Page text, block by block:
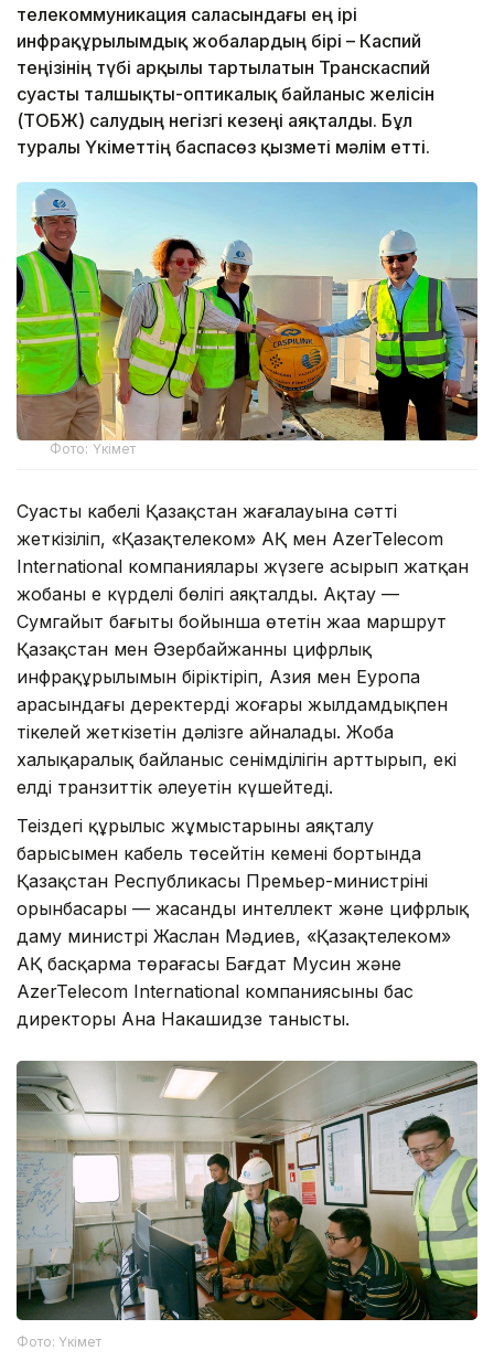
телекоммуникация саласындағы ең ірі
инфрақұрылымдық жобалардың бірі – Каспий
теңізінің түбі арқылы тартылатын Транскаспий
суасты талшықты-оптикалық байланыс желісін
(ТОБЖ) салудың негізгі кезеңі аяқталды. Бұл
туралы Үкіметтің баспасөз қызметі мәлім етті.
Фото: Үкімет
Суасты кабелі Қазақстан жағалауына сәтті
жеткізіліп, «Қазақтелеком» АҚ мен AzerTelecom
International компаниялары жүзеге асырып жатқан
жобаның ең күрделі бөлігі аяқталды. Ақтау —
Сумгайыт бағыты бойынша өтетін жаңа маршрут
Қазақстан мен Әзербайжанның цифрлық
инфрақұрылымын біріктіріп, Азия мен Еуропа
арасындағы деректерді жоғары жылдамдықпен
тікелей жеткізетін дәлізге айналады. Жоба
халықаралық байланыс сенімділігін арттырып, екі
елдің транзиттік әлеуетін күшейтеді.
Теңіздегі құрылыс жұмыстарының аяқталу
барысымен кабель төсейтін кеменің бортында
Қазақстан Республикасы Премьер-министрінің
орынбасары — жасанды интеллект және цифрлық
даму министрі Жаслан Мәдиев, «Қазақтелеком»
АҚ басқарма төрағасы Бағдат Мусин және
AzerTelecom International компаниясының бас
директоры Ана Накашидзе танысты.
Фото: Үкімет